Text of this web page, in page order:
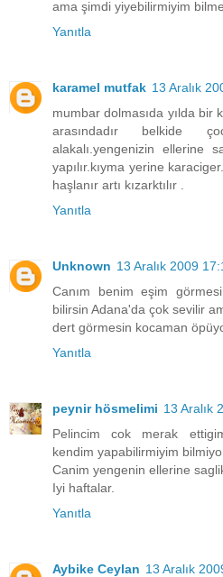
ama şimdi yiyebilirmiyim
Yanıtla
karamel mutfak 13 Aralık
mumbar dolmasıda yılda
arasındadır belkide
alakalı.yengenizin ellerine
yapılır.kıyma yerine
haşlanır artı kızarktılır .
Yanıtla
Unknown 13 Aralık 2009
Canım benim eşim
bilirsin Adana'da çok sevilir
dert görmesin kocaman
Yanıtla
peynir hösmelimi 13 Aralık
Pelincim cok merak
kendim yapabilirmiyim
Canim yengenin ellerine
Iyi haftalar.
Yanıtla
Aybike Ceylan 13 Aralık